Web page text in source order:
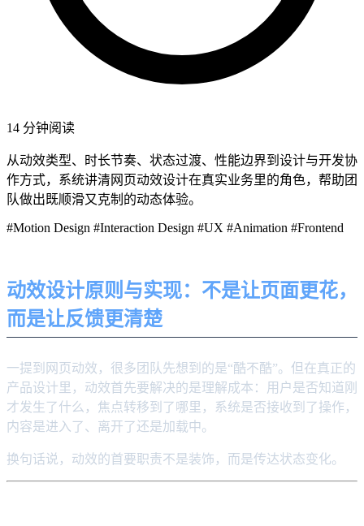
14 分钟阅读
从动效类型、时长节奏、状态过渡、性能边界到设计与开发协
作方式，系统讲清网页动效设计在真实业务里的角色，帮助团
队做出既顺滑又克制的动态体验。
#Motion Design #Interaction Design #UX #Animation #Frontend
动效设计原则与实现：不是让页面更花，
而是让反馈更清楚
一提到网页动效，很多团队先想到的是“酷不酷”。但在真正的
产品设计里，动效首先要解决的是理解成本：用户是否知道刚
才发生了什么，焦点转移到了哪里，系统是否接收到了操作，
内容是进入了、离开了还是加载中。
换句话说，动效的首要职责不是装饰，而是传达状态变化。